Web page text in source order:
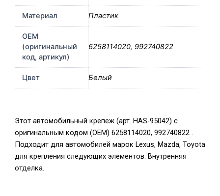
Материал Пластик
OEM
(оригинальный
код, артикул)
6258114020, 992740822
Цвет Белый
Этот автомобильный крепеж (арт. HAS-95042) с
оригинальным кодом (OEM) 6258114020, 992740822 .
Подходит для автомобилей марок Lexus, Mazda, Toyota
для крепления следующих элементов: Внутренняя
отделка.